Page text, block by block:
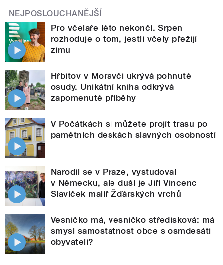
NEJPOSLOUCHANĚJŠÍ
Pro včelaře léto nekončí. Srpen
rozhoduje o tom, jestli včely přežijí
zimu
Hřbitov v Moravči ukrývá pohnuté
osudy. Unikátní kniha odkrývá
zapomenuté příběhy
V Počátkách si můžete projít trasu po
pamětních deskách slavných osobností
Narodil se v Praze, vystudoval
v Německu, ale duší je Jiří Vincenc
Slavíček malíř Žďárských vrchů
Vesničko má, vesničko středisková: má
smysl samostatnost obce s osmdesáti
obyvateli?